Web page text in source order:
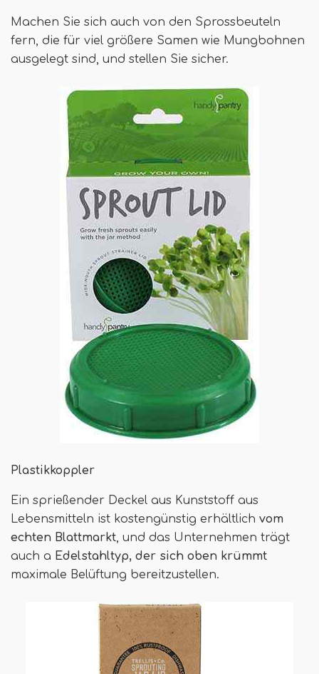
Machen Sie sich auch von den Sprossbeuteln
fern, die für viel größere Samen wie Mungbohnen
ausgelegt sind, und stellen Sie sicher.
Plastikkoppler
Ein sprießender Deckel aus Kunststoff aus
Lebensmitteln ist kostengünstig erhältlich vom
echten Blattmarkt, und das Unternehmen trägt
auch a Edelstahltyp, der sich oben krümmt
maximale Belüftung bereitzustellen.